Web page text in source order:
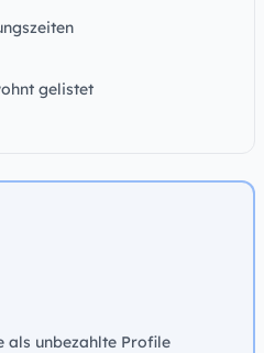
gelistet
als unbezahlte Profile